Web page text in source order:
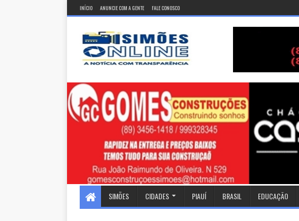
INÍCIO ANUNCIE COM A GENTE FALE CONOSCO
SIMÕES CIDADES PIAUÍ BRASIL EDUCAÇÃO